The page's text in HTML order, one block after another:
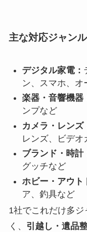
主な対応ジャンル
デジタル家電：
ン、スマホ、オ
楽器・音響機器
ンプなど
カメラ・レンズ
レンズ、ビデオ
ブランド・時計
グッチなど
ホビー・アウト
ア、釣具など
1社でこれだけ多
く、 引越し・遺品